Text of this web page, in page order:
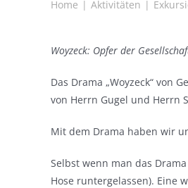
Home Aktivitäten
Woyzeck: Opfer der
Das Drama „Woyzeck“ von
von Herrn Gugel und Herrn
Mit dem Drama haben wir
Selbst wenn man das
Hose runtergelassen). Eine